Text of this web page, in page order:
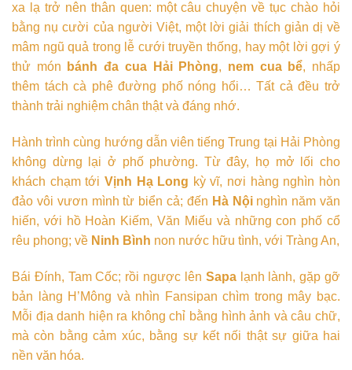
xa lạ trở nên thân quen: một câu chuyện về tục chào hỏi
bằng nụ cười của người Việt, một lời giải thích giản dị về
mâm ngũ quả trong lễ cưới truyền thống, hay một lời gợi ý
thử món
bánh đa cua Hải Phòng, nem cua bể, nhấp
thêm tách cà phê đường phố nóng hổi… Tất cả đều trở
thành trải nghiệm chân thật và đáng nhớ.
Hành trình cùng hướng dẫn viên tiếng Trung tại Hải Phòng
không dừng lại ở phố phường. Từ đây, họ mở lối cho
khách chạm tới Vịnh Hạ Long kỳ vĩ, nơi hàng nghìn hòn
đảo vôi vươn mình từ biển cả; đến Hà Nộinghìn năm văn
hiến, với hồ Hoàn Kiếm, Văn Miếu và những con phố cổ
rêu phong; về Ninh Bình non nước hữu tình, với Tràng An,
Bái Đính, Tam Cốc; rồi ngược lên Sapalạnh lành, gặp gỡ
bản làng H’Mông và nhìn Fansipan chìm trong mây bạc.
Mỗi địa danh hiện ra không chỉ bằng hình ảnh và câu chữ,
mà còn bằng cảm xúc, bằng sự kết nối thật sự giữa hai
nền văn hóa.